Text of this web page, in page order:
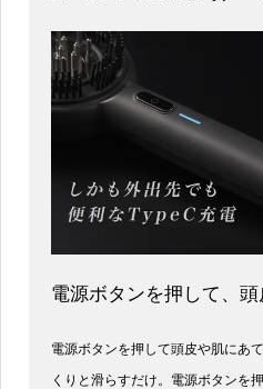
電源ボタンを押して、
電源ボタンを押して頭皮や肌にあ
くりと滑らすだけ。電源ボタンを